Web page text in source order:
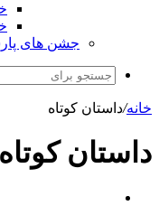
جشن های
خانه/داستان کوتاه
داستان کوتاه